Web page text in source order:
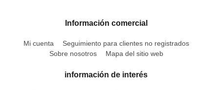
Información comercial
Mi cuenta
Seguimiento para clientes no registrados
Sobre nosotros
Mapa del sitio web
información de interés